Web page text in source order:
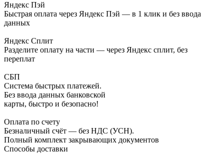
Яндекс Пэй
Быстрая оплата через Яндекс Пэй — в 1 клик и без ввода
данных
Яндекс Сплит
Разделите оплату на части — через Яндекс сплит, без
переплат
СБП
Система быстрых платежей.
Без ввода данных банковской
карты, быстро и безопасно!
Оплата по счету
Безналичный счёт — без НДС (УСН).
Полный комплект закрывающих документов
Способы доставки